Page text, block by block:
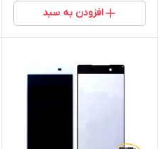
افزودن به سبد